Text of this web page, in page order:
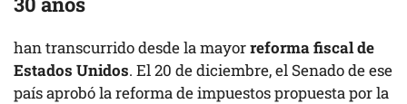
han transcurrido desde la mayorreforma fiscal de
Estados Unidos. El 20 de diciembre, el Senado de ese
país aprobó la reforma de impuestos propuesta por la